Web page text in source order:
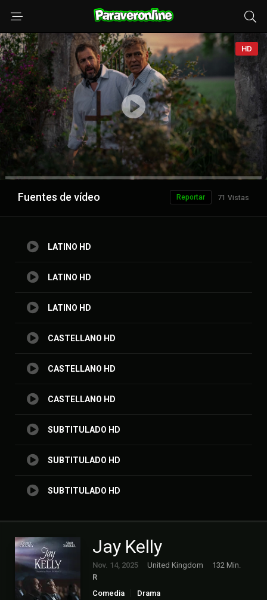
HD
Anuncio
Fuentes de vídeo 71 Vistas
Reportar
LATINO HD
LATINO HD
LATINO HD
CASTELLANO HD
CASTELLANO HD
CASTELLANO HD
SUBTITULADO HD
SUBTITULADO HD
SUBTITULADO HD
Jay Kelly
Nov. 14, 2025 United Kingdom
132 Min.
R
Comedia
Drama